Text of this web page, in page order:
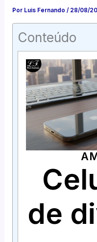
Por Luis Fernando/ 28/08/
Conteúdo
de